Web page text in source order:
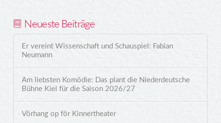
Neueste Beiträge
Er vereint Wissenschaft und Schauspiel: Fabian
Neumann
Am liebsten Komödie: Das plant die Niederdeutsche
Bühne Kiel für die Saison 2026/27
Vörhang op för Kinnertheater